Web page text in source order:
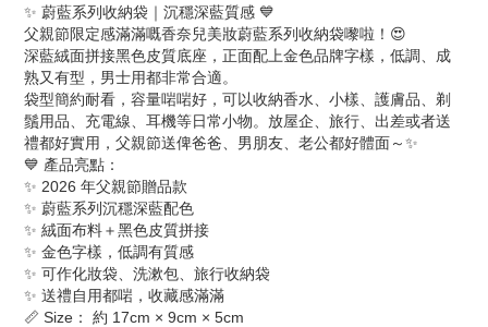
✨ 蔚藍系列收納袋｜沉穩深藍質感 💙
父親節限定感滿滿嘅香奈兒美妝蔚藍系列收納袋嚟啦！😍
深藍絨面拼接黑色皮質底座，正面配上金色品牌字樣，低調、成
熟又有型，男士用都非常合適。
袋型簡約耐看，容量啱啱好，可以收納香水、小樣、護膚品、剃
鬚用品、充電線、耳機等日常小物。放屋企、旅行、出差或者送
禮都好實用，父親節送俾爸爸、男朋友、老公都好體面～✨
💙 產品亮點：
✨ 2026 年父親節贈品款
✨ 蔚藍系列沉穩深藍配色
✨ 絨面布料＋黑色皮質拼接
✨ 金色字樣，低調有質感
✨ 可作化妝袋、洗漱包、旅行收納袋
✨ 送禮自用都啱，收藏感滿滿
📏 Size： 約 17cm × 9cm × 5cm